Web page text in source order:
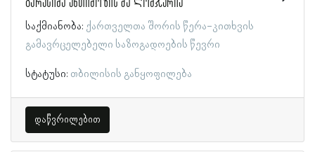
საქმიანობა: ქართველთა შორის წერა-კითხვის
გამავრცელებელი საზოგადოების წევრი
სტატუსი: თბილისის განყოფილება
დაწვრილებით